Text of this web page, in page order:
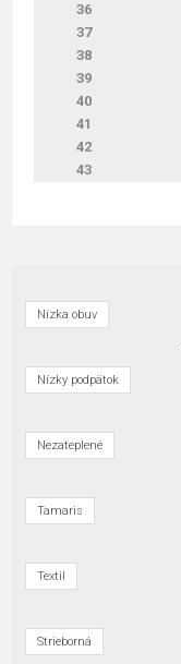
36
37
38
39
40
41
42
43
Nízka obuv
Nízky podpätok
Nezateplené
Tamaris
Textil
Strieborná